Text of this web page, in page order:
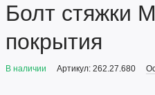
Болт стяжки
покрытия
В наличии Артикул: 262.27.680